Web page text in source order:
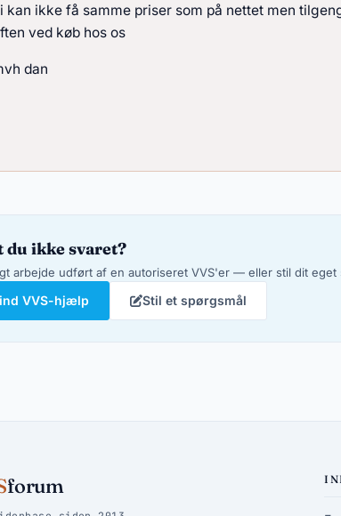
kan ikke få samme priser som på nettet men
ved køb hos os
dan
du ikke svaret?
arbejde udført af en autoriseret VVS'er — eller stil dit eget
VVS-hjælp Stil et spørgsmål
forum